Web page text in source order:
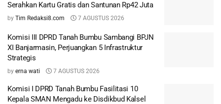
Serahkan Kartu Gratis dan Santunan Rp42 Juta
by Tim Redaksi8.com 7 AGUSTUS 2026
Komisi III DPRD Tanah Bumbu Sambangi BPJN
XI Banjarmasin, Perjuangkan 5 Infrastruktur
Strategis
by erna wati 7 AGUSTUS 2026
Komisi I DPRD Tanah Bumbu Fasilitasi 10
Kepala SMAN Mengadu ke Disdikbud Kalsel